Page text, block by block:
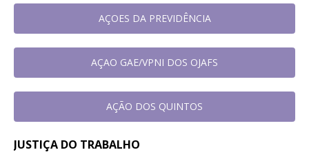
AÇOES DA PREVIDÊNCIA
AÇAO GAE/VPNI DOS OJAFS
AÇÃO DOS QUINTOS
JUSTIÇA DO TRABALHO